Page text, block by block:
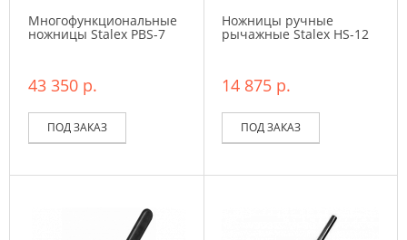
Многофункциональные
ножницы Stalex PBS-7
43 350 р.
ПОД ЗАКАЗ
Ножницы ручные
рычажные Stalex HS-12
14 875 р.
ПОД ЗАКАЗ